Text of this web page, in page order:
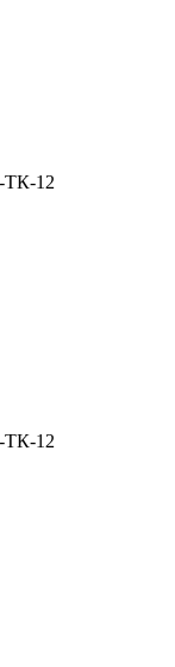
ТК-12
ТК-12